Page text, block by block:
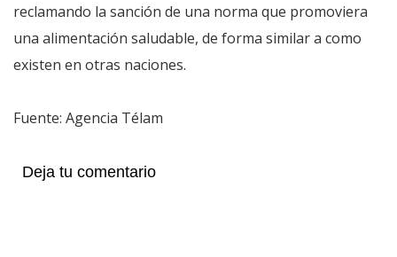
reclamando la sanción de una norma que promoviera
una alimentación saludable, de forma similar a como
existen en otras naciones.
Fuente: Agencia Télam
Deja tu comentario